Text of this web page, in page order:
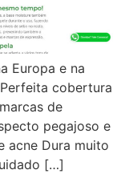
Europa e na
cobertura
de
pegajoso e
acne Dura muito
[…]